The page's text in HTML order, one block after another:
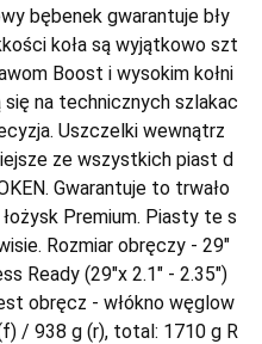
bębenek gwarantuje bły
koła są wyjątkowo szt
Boost i wysokim kołni
na technicznych szlakac
Uszczelki wewnątrz
ze wszystkich piast d
Gwarantuje to trwało
Premium. Piasty te s
Rozmiar obręczy - 29"
Ready (29"x 2.1" - 2.35")
obręcz - włókno węglow
/ 938 g (r), total: 1710 g R